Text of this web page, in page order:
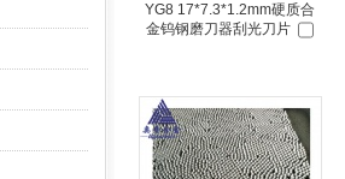
YG8 17*7.3*1.2mm硬质合
金钨钢磨刀器刮光刀片